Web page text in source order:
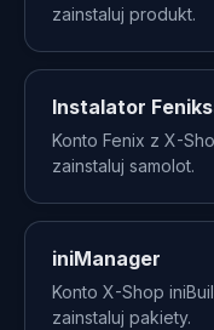
zainstaluj produkt.
Instalator
Konto Fenix ​​z X-
zainstaluj samolot.
iniManager
Konto X-Shop
zainstaluj pakiety.